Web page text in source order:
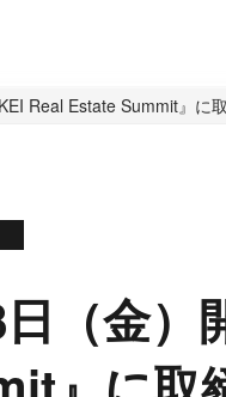
Real Estate Summit』に
（金）